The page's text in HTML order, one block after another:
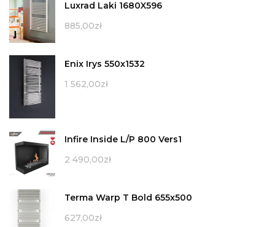
Luxrad Laki 1680X596
885,00zł
Enix Irys 550x1532
1 562,00zł
Infire Inside L/P 800 Vers1
2 490,00zł
Terma Warp T Bold 655x500
627,00zł